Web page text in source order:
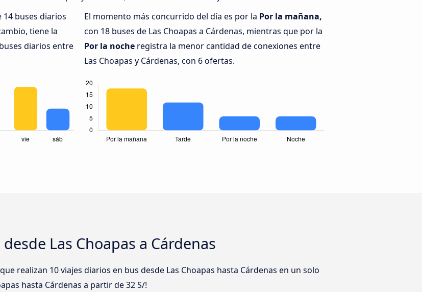
buses diarios
tiene la
diarios entre
El momento más concurrido del día es por la Por la mañana,
con 18 buses de Las Choapas a Cárdenas, mientras que por la
Por la noche registra la menor cantidad de conexiones entre
Las Choapas y Cárdenas, con 6 ofertas.
Las Choapas a Cárdenas
realizan 10 viajes diarios en bus desde Las Choapas hasta Cárdenas en un solo
hasta Cárdenas a partir de 32 S/!